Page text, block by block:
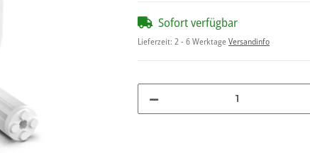
Sofort verfügbar
Lieferzeit: 2 - 6 WerktageVersandinfo